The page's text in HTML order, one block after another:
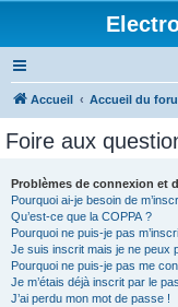
Accueil Accueil du
Foire aux
Problèmes de connexion et
Pourquoi ai-je besoin de
Qu’est-ce que la COPPA ?
Pourquoi ne puis-je pas
Je suis inscrit mais je ne peux
Pourquoi ne puis-je pas me
Je m’étais déjà inscrit par le
J’ai perdu mon mot de passe !